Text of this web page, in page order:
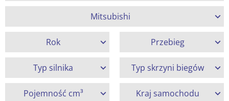
Mitsubishi
Rok Przebieg
Typ silnika Typ skrzyni biegów
Pojemność cm³ Kraj samochodu